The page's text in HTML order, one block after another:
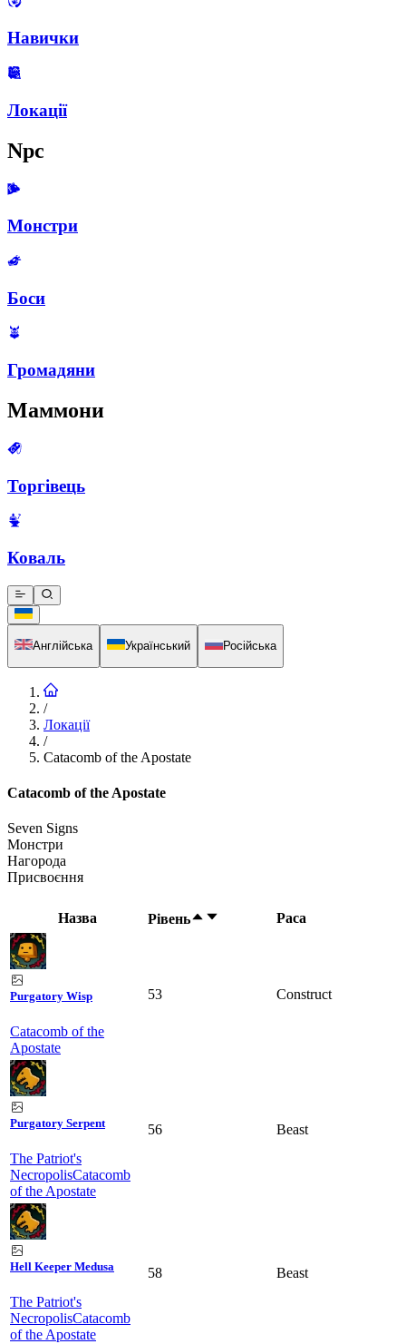
Навички
Локації
Npc
Монстри
Боси
Громадяни
Маммони
Торгівець
Коваль
Англійська Український Російська
/
Локації
/
Catacomb of the Apostate
Catacomb of the Apostate
Seven Signs
Монстри
Нагорода
Присвоєння
Назва Рівень Раса
Purgatory Wisp
Catacomb of the
Apostate
53 Construct
Purgatory Serpent
The Patriot's
NecropolisCatacomb
of the Apostate
56 Beast
Hell Keeper Medusa
The Patriot's
NecropolisCatacomb
of the Apostate
58 Beast